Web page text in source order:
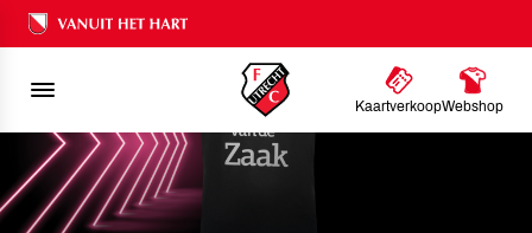
Ons nalatenschap
KaartverkoopWebshop